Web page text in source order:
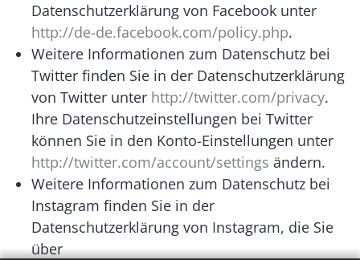
Datenschutzerklärung von Facebook unter
http://de-de.facebook.com/policy.php.
Weitere Informationen zum Datenschutz bei
Twitter finden Sie in der Datenschutzerklärung
von Twitter unter http://twitter.com/privacy.
Ihre Datenschutzeinstellungen bei Twitter
können Sie in den Konto-Einstellungen unter
http://twitter.com/account/settings ändern.
Weitere Informationen zum Datenschutz bei
Instagram finden Sie in der
Datenschutzerklärung von Instagram, die Sie
über